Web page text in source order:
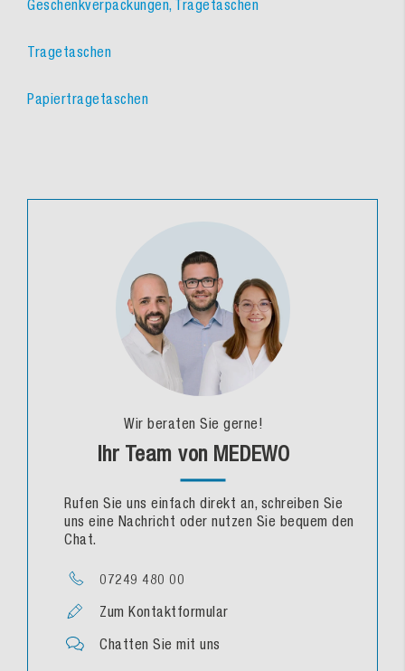
Geschenkverpackungen, Tragetaschen
Tragetaschen
Papiertragetaschen
Wir beraten Sie gerne!
Ihr Team von MEDEWO
Rufen Sie uns einfach direkt an, schreiben Sie
uns eine Nachricht oder nutzen Sie bequem den
Chat.
07249 480 00
Zum Kontaktformular
Chatten Sie mit uns